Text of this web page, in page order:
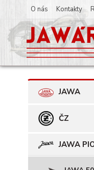
O nás Kontakty
JAWA
ČZ
JAWA